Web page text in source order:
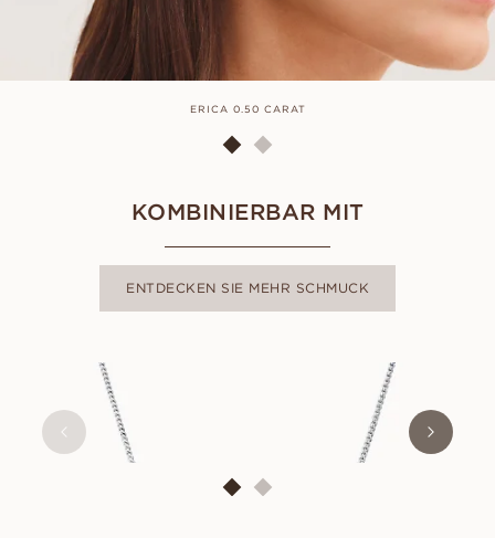
ERICA 0.50 CARAT
KOMBINIERBAR MIT
ENTDECKEN SIE MEHR SCHMUCK